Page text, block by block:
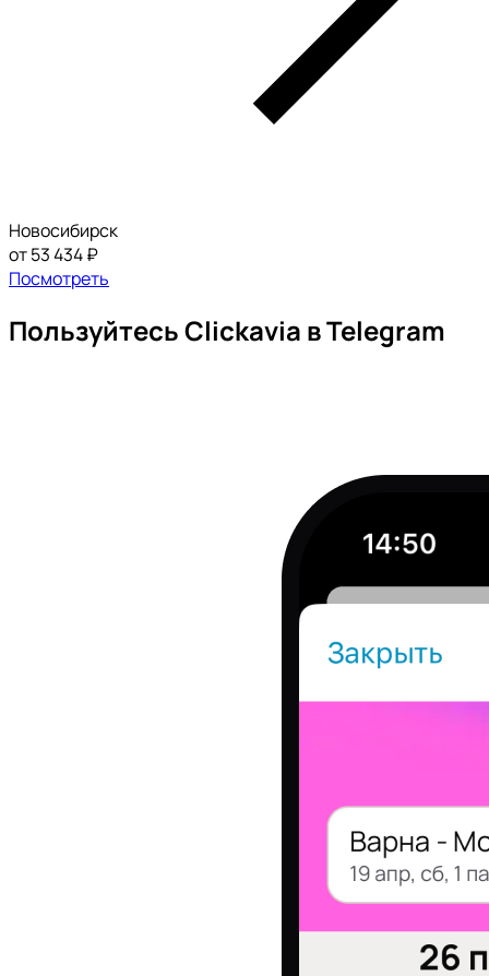
Новосибирск
от 53 434 ₽
Посмотреть
Пользуйтесь Clickavia в Telegram